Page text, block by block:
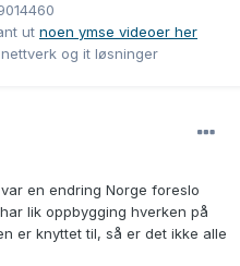
ut noen ymse videoer her
og it løsninger
en endring Norge foreslo
lik oppbygging hverken på
er knyttet til, så er det ikke alle